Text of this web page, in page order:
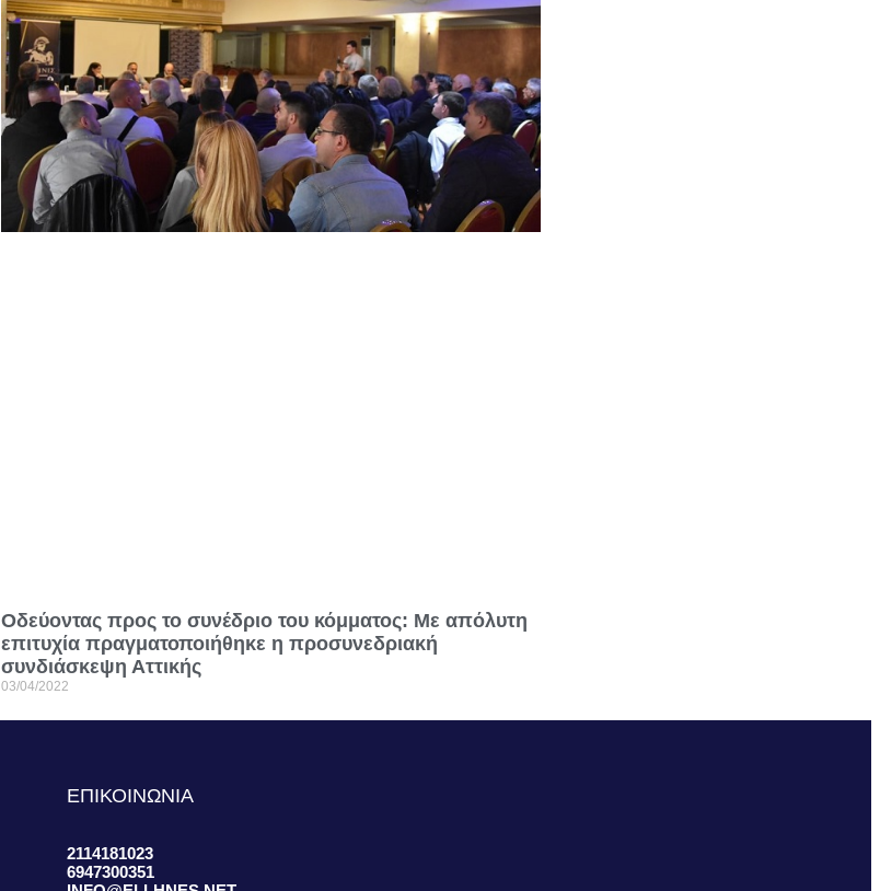
Οδεύοντας προς το συνέδριο του κόμματος: Με απόλυτη
επιτυχία πραγματοποιήθηκε η προσυνεδριακή
συνδιάσκεψη Αττικής
03/04/2022
ΕΠΙΚΟΙΝΩΝΙΑ
2114181023
6947300351